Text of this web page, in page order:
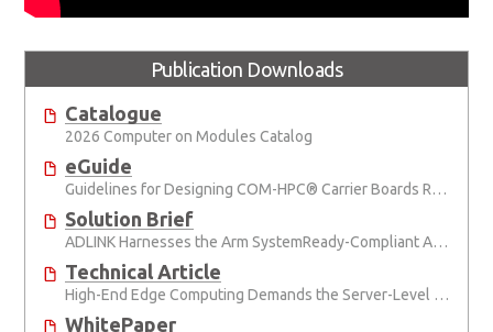
Publication Downloads
Catalogue
2026 Computer on Modules Catalog
eGuide
Guidelines for Designing COM-HPC® Carrier Boards Rev. 2.2
Solution Brief
ADLINK Harnesses the Arm SystemReady-Compliant Ampere® Altra® Module, Pushing COM-HPC to New Heights
Technical Article
High-End Edge Computing Demands the Server-Level Compute Power of COM-HPC
WhitePaper